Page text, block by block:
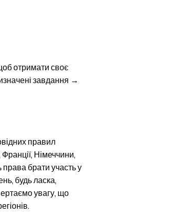
отримати своє
завдання →
правил
Німеччини,
права брати участь у
будь ласка,
увагу, що